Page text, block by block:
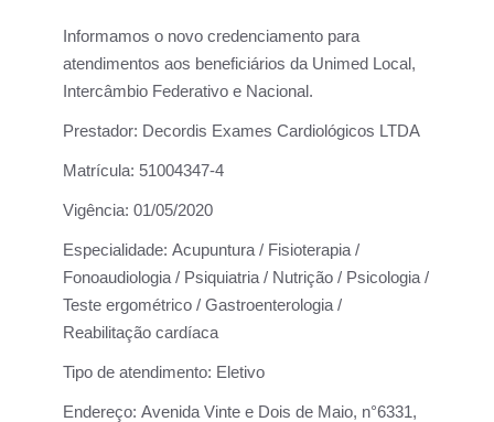
Informamos o novo credenciamento para
atendimentos aos beneficiários da Unimed Local,
Intercâmbio Federativo e Nacional.
Prestador: Decordis Exames Cardiológicos LTDA
Matrícula: 51004347-4
Vigência: 01/05/2020
Especialidade: Acupuntura / Fisioterapia /
Fonoaudiologia / Psiquiatria / Nutrição / Psicologia /
Teste ergométrico / Gastroenterologia /
Reabilitação cardíaca
Tipo de atendimento: Eletivo
Endereço: Avenida Vinte e Dois de Maio, n°6331,